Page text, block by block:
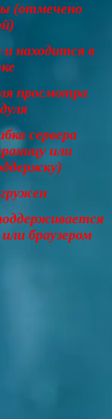
(отмечено
находится в
просмотра
сервера
или
браузером